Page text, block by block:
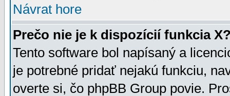
Návrat hore
Prečo nie je k dispozícií funkcia
Tento software bol napísaný a
je potrebné pridať nejakú funkciu,
overte si, čo phpBB Group povie.